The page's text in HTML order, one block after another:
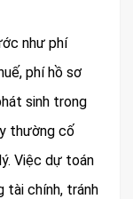
như phí
phí hồ sơ
sinh trong
thường cố
Việc dự toán
tài chính, tránh